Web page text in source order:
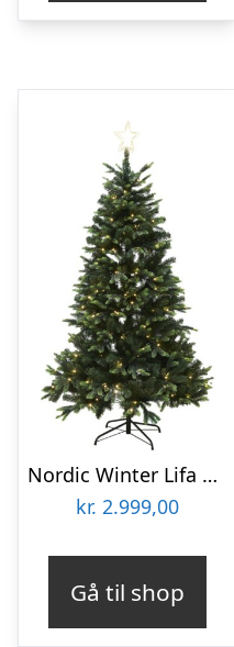
Nordic Winter Lifa kunstigt juletræ med lys, 210 x 142 cm
kr. 2.999,00
Gå til shop